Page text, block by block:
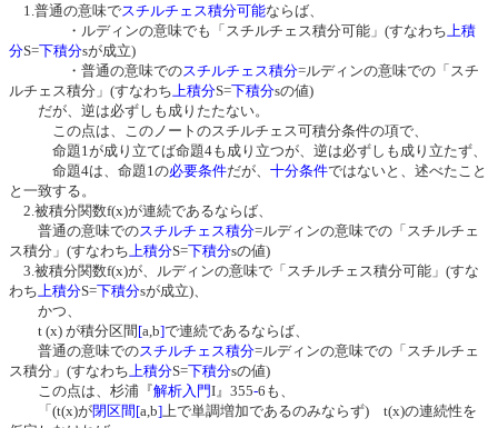
1.普通の意味でスチルチェス積分可能ならば、
・ルディンの意味でも「スチルチェス積分可能」(すなわち上積
分S=下積分sが成立)
・普通の意味でのスチルチェス積分=ルディンの意味での「スチ
ルチェス積分」(すなわち上積分S=下積分sの値)
だが、逆は必ずしも成りたたない。
この点は、このノートのスチルチェス可積分条件の項で、
命題1が成り立てば命題4も成り立つが、逆は必ずしも成り立たず、
命題4は、命題1の必要条件だが、 十分条件ではないと、述べたこと
と一致する。
2.被積分関数f(x)が連続であるならば、
普通の意味でのスチルチェス積分=ルディンの意味での「スチルチェ
ス積分」(すなわち上積分S=下積分sの値)
3.被積分関数f(x)が、ルディンの意味で「スチルチェス積分可能」(すな
わち上積分S=下積分sが成立)、
かつ、
t (x) が積分区間 [a,b]で連続であるならば、
普通の意味でのスチルチェス積分=ルディンの意味での「スチルチェ
ス積分」(すなわち上積分S=下積分sの値)
この点は、杉浦『解析入門I』355-6も、
「(t(x)が閉区間 [a,b]上で単調増加であるのみならず) t(x)の連続性を